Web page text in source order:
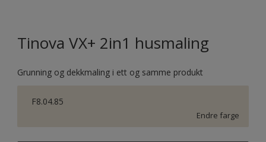
Tinova VX+ 2in1 husmaling
Grunning og dekkmaling i ett og samme produkt
F8.04.85
Endre farge